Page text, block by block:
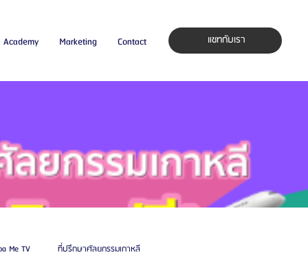
Academy Marketing Contact แชทกับเรา
Me TV ที่ปรึกษาศัลยกรรมเกาหลี